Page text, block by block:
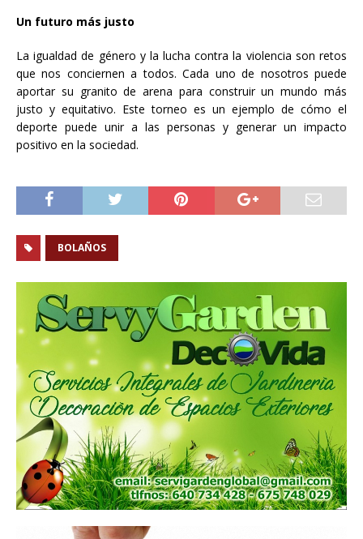
Un futuro más justo
La igualdad de género y la lucha contra la violencia son retos
que nos conciernen a todos. Cada uno de nosotros puede
aportar su granito de arena para construir un mundo más
justo y equitativo. Este torneo es un ejemplo de cómo el
deporte puede unir a las personas y generar un impacto
positivo en la sociedad.
BOLAÑOS